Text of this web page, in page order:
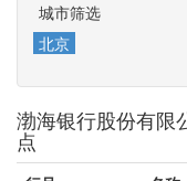
城市筛选
北京
渤海银行股份有限
点